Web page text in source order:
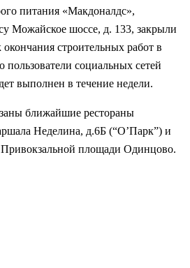
питания «Макдоналдс»,
Можайское шоссе, д. 133, закрыли
строительных работ в
пользователи социальных сетей
выполнен в течение недели.
ближайшие рестораны
Неделина, д.6Б (“О’Парк”) и
Привокзальной площади Одинцово.